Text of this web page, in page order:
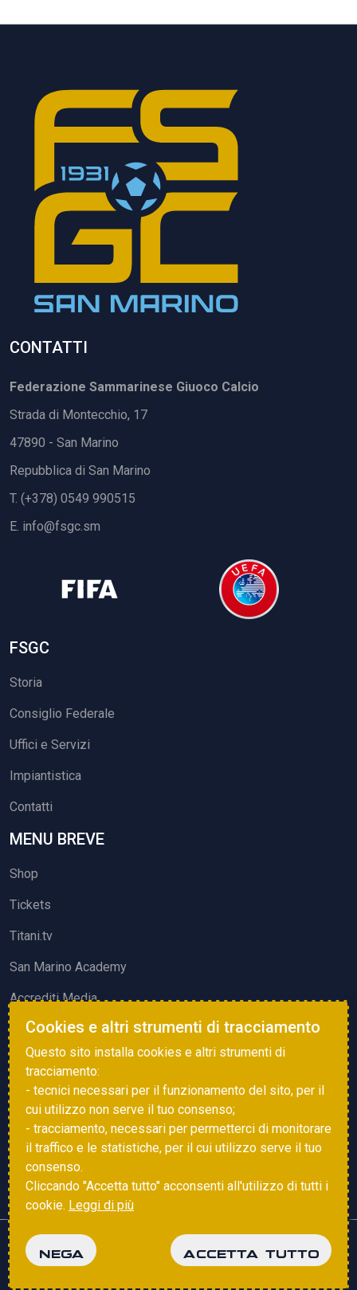
CONTATTI
Federazione Sammarinese Giuoco Calcio
Strada di Montecchio, 17
47890 - San Marino
Repubblica di San Marino
T. (+378) 0549 990515
E. info@fsgc.sm
FSGC
Storia
Consiglio Federale
Uffici e Servizi
Impiantistica
Contatti
MENU BREVE
Shop
Tickets
Titani.tv
San Marino Academy
Accrediti Media
ATTIVITÀ ED EVENTI
Squadre di Calcio
Associazione Sammarinese Arbitri
Vota gol e parata
Copyright © 2025 FSGC. Tutti i diritti riservati
Cookies e altri strumenti di tracciamento
Questo sito installa cookies e altri strumenti di
tracciamento:
- tecnici necessari per il funzionamento del sito, per il
cui utilizzo non serve il tuo consenso;
- tracciamento, necessari per permetterci di monitorare
il traffico e le statistiche, per il cui utilizzo serve il tuo
consenso.
Cliccando "Accetta tutto" acconsenti all'utilizzo di tutti i
cookie. Leggi di più
NEGA ACCETTA TUTTO